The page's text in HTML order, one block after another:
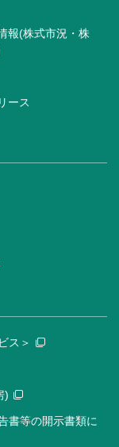
報(株式市況・株
ース
ス＞
)
書等の開示書類に